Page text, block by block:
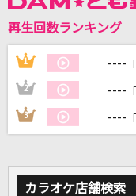
カ
家族
再生回数ランキング
1 ----
2 ----
3 ----
カラオケ店舗検索